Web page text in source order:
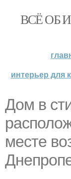
ВСЁ ОБ
интерьер для
Дом в
месте